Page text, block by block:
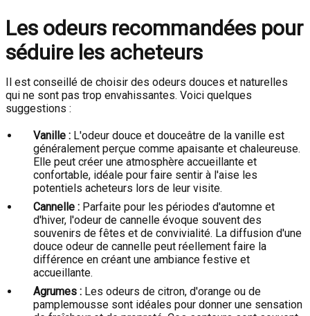
Les odeurs recommandées pour
séduire les acheteurs
Il est conseillé de choisir des odeurs douces et naturelles
qui ne sont pas trop envahissantes. Voici quelques
suggestions :
Vanille : L'odeur douce et douceâtre de la vanille est
généralement perçue comme apaisante et chaleureuse.
Elle peut créer une atmosphère accueillante et
confortable, idéale pour faire sentir à l'aise les
potentiels acheteurs lors de leur visite.
Cannelle : Parfaite pour les périodes d'automne et
d'hiver, l'odeur de cannelle évoque souvent des
souvenirs de fêtes et de convivialité. La diffusion d'une
douce odeur de cannelle peut réellement faire la
différence en créant une ambiance festive et
accueillante.
Agrumes : Les odeurs de citron, d'orange ou de
pamplemousse sont idéales pour donner une sensation